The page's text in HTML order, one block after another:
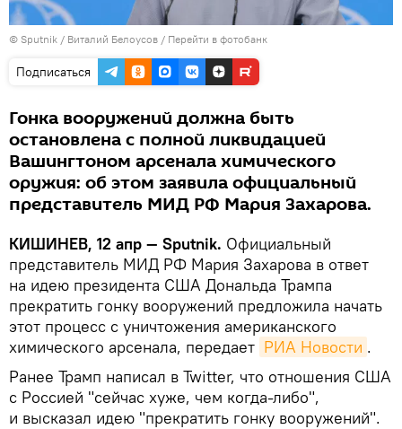
© Sputnik / Виталий Белоусов / Перейти в фотобанк
Подписаться
Гонка вооружений должна быть
остановлена с полной ликвидацией
Вашингтоном арсенала химического
оружия: об этом заявила официальный
представитель МИД РФ Мария Захарова.
КИШИНЕВ, 12 апр — Sputnik. Официальный
представитель МИД РФ Мария Захарова в ответ
на идею президента США Дональда Трампа
прекратить гонку вооружений предложила начать
этот процесс с уничтожения американского
химического арсенала, передает РИА Новости .
Ранее Трамп написал в Twitter, что отношения США
с Россией "сейчас хуже, чем когда-либо",
и высказал идею "прекратить гонку вооружений".